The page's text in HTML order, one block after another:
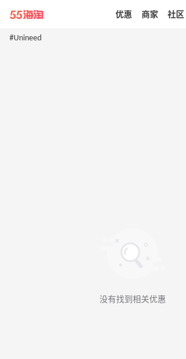
带你去官网买正品
优惠 商家 社区
#Unineed
没有找到相关优惠